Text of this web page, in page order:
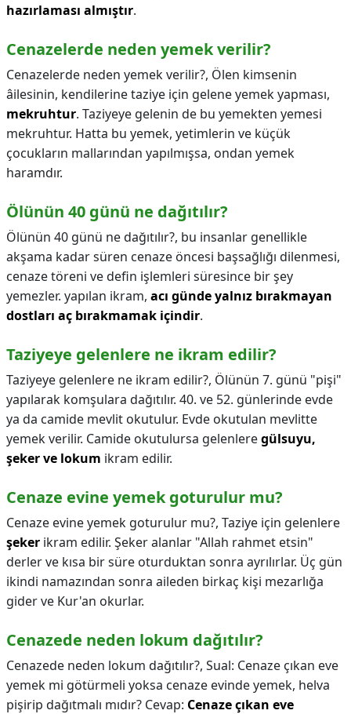
hazırlaması almıştır.
Cenazelerde neden yemek verilir?
Cenazelerde neden yemek verilir?, Ölen kimsenin
âilesinin, kendilerine taziye için gelene yemek yapması,
mekruhtur. Taziyeye gelenin de bu yemekten yemesi
mekruhtur. Hatta bu yemek, yetimlerin ve küçük
çocukların mallarından yapılmışsa, ondan yemek
haramdır.
Ölünün 40 günü ne dağıtılır?
Ölünün 40 günü ne dağıtılır?, bu insanlar genellikle
akşama kadar süren cenaze öncesi başsağlığı dilenmesi,
cenaze töreni ve defin işlemleri süresince bir şey
yemezler. yapılan ikram, acı günde yalnız bırakmayan
dostları aç bırakmamak içindir.
Taziyeye gelenlere ne ikram edilir?
Taziyeye gelenlere ne ikram edilir?, Ölünün 7. günü "pişi"
yapılarak komşulara dağıtılır. 40. ve 52. günlerinde evde
ya da camide mevlit okutulur. Evde okutulan mevlitte
yemek verilir. Camide okutulursa gelenleregülsuyu,
şeker ve lokum ikram edilir.
Cenaze evine yemek goturulur mu?
Cenaze evine yemek goturulur mu?, Taziye için gelenlere
şeker ikram edilir. Şeker alanlar "Allah rahmet etsin"
derler ve kısa bir süre oturduktan sonra ayrılırlar. Üç gün
ikindi namazından sonra aileden birkaç kişi mezarlığa
gider ve Kur'an okurlar.
Cenazede neden lokum dağıtılır?
Cenazede neden lokum dağıtılır?, Sual: Cenaze çıkan eve
yemek mi götürmeli yoksa cenaze evinde yemek, helva
pişirip dağıtmalı mıdır? Cevap: Cenaze çıkan eve